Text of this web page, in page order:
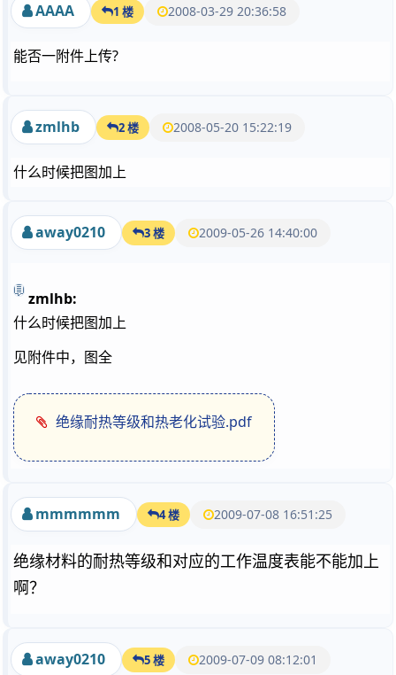
AAAA 1 楼 2008-03-29 20:36:58
能否一附件上传?
zmlhb 2 楼 2008-05-20 15:22:19
什么时候把图加上
away0210 3 楼 2009-05-26 14:40:00
zmlhb:
什么时候把图加上
见附件中，图全
绝缘耐热等级和热老化试验.pdf
mmmmmm 4 楼 2009-07-08 16:51:25
绝缘材料的耐热等级和对应的工作温度表能不能加上
啊？
away0210 5 楼 2009-07-09 08:12:01